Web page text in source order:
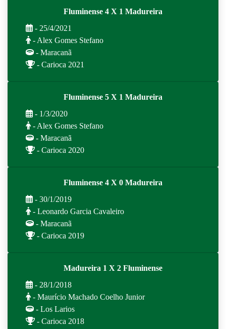
Fluminense 4 X 1 Madureira
- 25/4/2021
- Alex Gomes Stefano
- Maracanã
- Carioca 2021
Fluminense 5 X 1 Madureira
- 1/3/2020
- Alex Gomes Stefano
- Maracanã
- Carioca 2020
Fluminense 4 X 0 Madureira
- 30/1/2019
- Leonardo Garcia Cavaleiro
- Maracanã
- Carioca 2019
Madureira 1 X 2 Fluminense
- 28/1/2018
- Maurício Machado Coelho Junior
- Los Larios
- Carioca 2018